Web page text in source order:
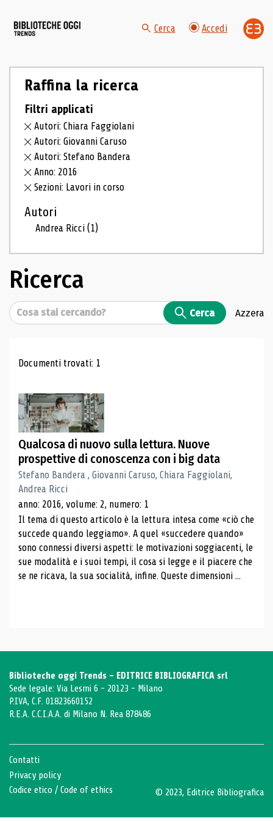
Cerca Accedi
Raffina la ricerca
Filtri applicati
Autori: Chiara Faggiolani
Autori: Giovanni Caruso
Autori: Stefano Bandera
Anno: 2016
Sezioni: Lavori in corso
Autori
Andrea Ricci(1)
Ricerca
Cerca Cerca Azzera
Risultati di ricerca
Documenti trovati: 1
Qualcosa di nuovo sulla lettura. Nuove
prospettive di conoscenza con i big data
Stefano Bandera , Giovanni Caruso, Chiara Faggiolani,
Andrea Ricci
anno: 2016, volume: 2, numero: 1
Il tema di questo articolo è la lettura intesa come «ciò che
succede quando leggiamo». A quel «succedere quando»
sono connessi diversi aspetti: le motivazioni soggiacenti, le
sue modalità e i suoi tempi, il cosa si legge e il piacere che
se ne ricava, la sua socialità, infine. Queste dimensioni ...
Biblioteche oggi Trends - EDITRICE BIBLIOGRAFICA srl
Sede legale: Via Lesmi 6 - 20123 - Milano
P.IVA, C.F. 01823660152
R.E.A. C.C.I.A.A. di Milano N. Rea 878486
Contatti
Privacy policy
Codice etico / Code of ethics © 2023, Editrice Bibliografica